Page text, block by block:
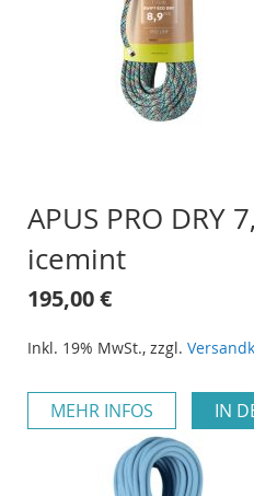
APUS PRO DRY
icemint
195,00 €
Inkl. 19% MwSt., zzgl.
MEHR INFOS IN